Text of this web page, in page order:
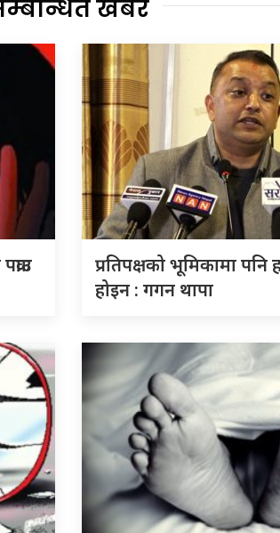
खबर
प्रतिपक्षको भूमिकामा
होइन : गगन थापा